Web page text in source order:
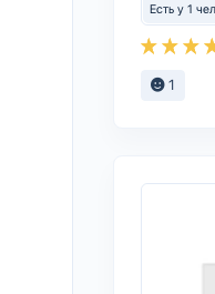
Есть у 1
1